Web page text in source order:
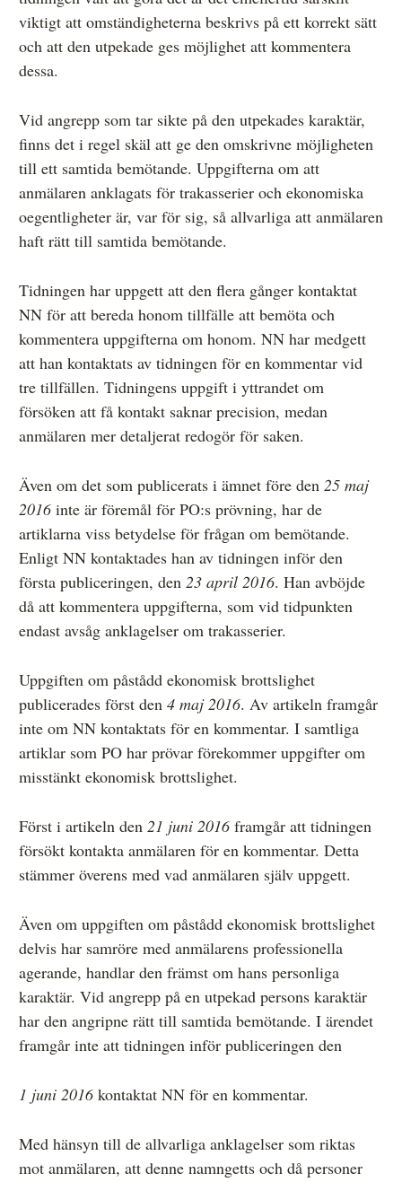
viktigt att omständigheterna beskrivs på ett korrekt sätt
och att den utpekade ges möjlighet att kommentera
dessa.
Vid angrepp som tar sikte på den utpekades karaktär,
finns det i regel skäl att ge den omskrivne möjligheten
till ett samtida bemötande. Uppgifterna om att
anmälaren anklagats för trakasserier och ekonomiska
oegentligheter är, var för sig, så allvarliga att anmälaren
haft rätt till samtida bemötande.
Tidningen har uppgett att den flera gånger kontaktat
NN för att bereda honom tillfälle att bemöta och
kommentera uppgifterna om honom. NN har medgett
att han kontaktats av tidningen för en kommentar vid
tre tillfällen. Tidningens uppgift i yttrandet om
försöken att få kontakt saknar precision, medan
anmälaren mer detaljerat redogör för saken.
Även om det som publicerats i ämnet före den 25 maj
2016inte är föremål för PO:s prövning, har de
artiklarna viss betydelse för frågan om bemötande.
Enligt NN kontaktades han av tidningen inför den
första publiceringen, den 23 april 2016. Han avböjde
då att kommentera uppgifterna, som vid tidpunkten
endast avsåg anklagelser om trakasserier.
Uppgiften om påstådd ekonomisk brottslighet
publicerades först den 4 maj 2016. Av artikeln framgår
inte om NN kontaktats för en kommentar. I samtliga
artiklar som PO har prövar förekommer uppgifter om
misstänkt ekonomisk brottslighet.
Först i artikeln den 21 juni 2016framgår att tidningen
försökt kontakta anmälaren för en kommentar. Detta
stämmer överens med vad anmälaren själv uppgett.
Även om uppgiften om påstådd ekonomisk brottslighet
delvis har samröre med anmälarens professionella
agerande, handlar den främst om hans personliga
karaktär. Vid angrepp på en utpekad persons karaktär
har den angripne rätt till samtida bemötande. I ärendet
framgår inte att tidningen inför publiceringen den
1 juni 2016kontaktat NN för en kommentar.
Med hänsyn till de allvarliga anklagelser som riktas
mot anmälaren, att denne namngetts och då personer